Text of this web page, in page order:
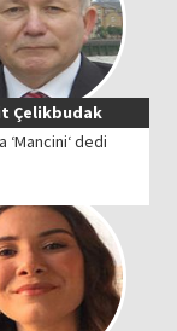
Çelikbudak
‘Mancini‘ dedi